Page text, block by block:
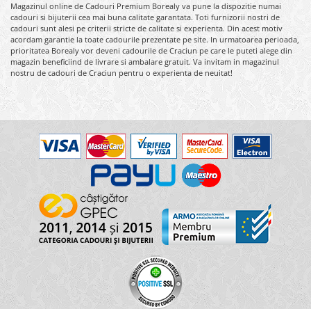
Magazinul online de Cadouri Premium Borealy va pune la dispozitie numai
cadouri si bijuterii cea mai buna calitate garantata. Toti furnizorii nostri de
cadouri sunt alesi pe criterii stricte de calitate si experienta. Din acest motiv
acordam garantie la toate cadourile prezentate pe site. In urmatoarea perioada,
prioritatea Borealy vor deveni cadourile de Craciun pe care le puteti alege din
magazin beneficiind de livrare si ambalare gratuit. Va invitam in magazinul
nostru de cadouri de Craciun pentru o experienta de neuitat!